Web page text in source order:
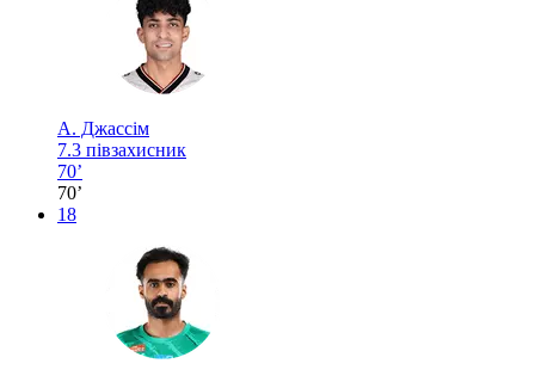
А. Джассім
7.3 півзахисник
70’
70’
18